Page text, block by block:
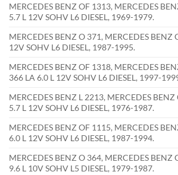
MERCEDES BENZ OF 1313, MERCEDES
5.7 L 12V SOHV L6 DIESEL, 1969-1979.
MERCEDES BENZ O 371, MERCEDES BENZ
12V SOHV L6 DIESEL, 1987-1995.
MERCEDES BENZ OF 1318, MERCEDES
366 LA 6.0 L 12V SOHV L6 DIESEL, 1997-
MERCEDES BENZ L 2213, MERCEDES
5.7 L 12V SOHV L6 DIESEL, 1976-1987.
MERCEDES BENZ OF 1115, MERCEDES
6.0 L 12V SOHV L6 DIESEL, 1987-1994.
MERCEDES BENZ O 364, MERCEDES
9.6 L 10V SOHV L5 DIESEL, 1979-1987.